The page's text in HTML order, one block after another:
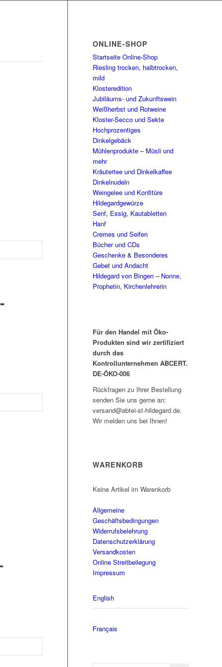
ONLINE-SHOP
Startseite Online-Shop
Riesling trocken, halbtrocken,
mild
Klosteredition
Jubiläums- und Zukunftswein
Weißherbst und Rotweine
Kloster-Secco und Sekte
Hochprozentiges
Dinkelgebäck
Mühlenprodukte – Müsli und
mehr
Kräutertee und Dinkelkaffee
Dinkelnudeln
Weingelee und Konfitüre
Hildegardgewürze
Senf, Essig, Kautabletten
Hanf
Cremes und Seifen
Bücher und CDs
Geschenke & Besonderes
Gebet und Andacht
Hildegard von Bingen – Nonne,
Prophetin, Kirchenlehrerin
Für den Handel mit Öko-
Produkten sind wir zertifiziert
durch das
Kontrollunternehmen ABCERT.
DE-ÖKO-006
Rückfragen zu Ihrer Bestellung
senden Sie uns gerne an:
versand@abtei-st-hildegard.de.
Wir melden uns bei Ihnen!
WARENKORB
Keine Artikel im Warenkorb
Allgemeine
Geschäftsbedingungen
Widerrufsbelehrung
Datenschutzerklärung
Versandkosten
Online Streitbeilegung
Impressum
English
Français